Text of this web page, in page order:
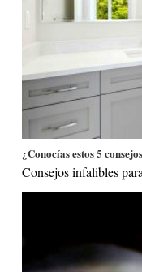
¿Conocías estos 5
Consejos infalibles